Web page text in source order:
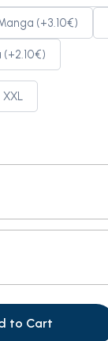
(+3.10€)
(+2.10€)
XXL
to Cart